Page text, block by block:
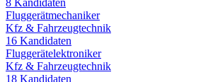
Fluggerätmechaniker
Kfz & Fahrzeugtechnik
16 Kandidaten
Fluggerätelektroniker
Kfz & Fahrzeugtechnik
18 Kandidaten